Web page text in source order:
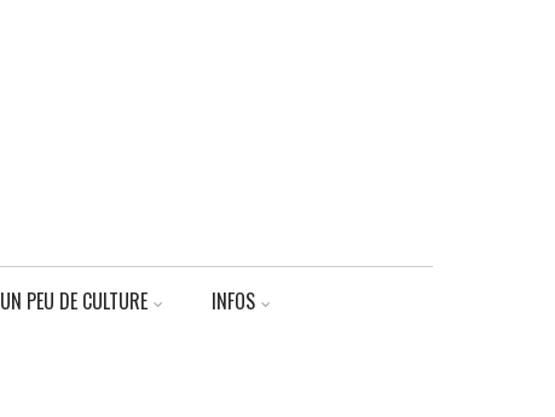
UN PEU DE CULTURE INFOS